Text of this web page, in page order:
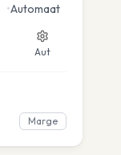
•Automaat
Aut
Marge